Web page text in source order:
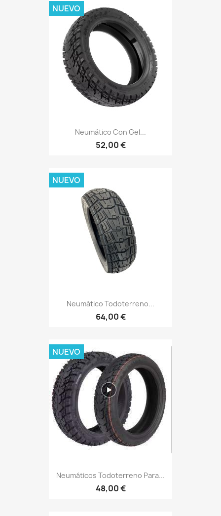
Neumático Con Gel...
52,00 €
NUEVO
Neumático Todoterreno...
64,00 €
NUEVO
Neumáticos Todoterreno Para...
48,00 €
NUEVO